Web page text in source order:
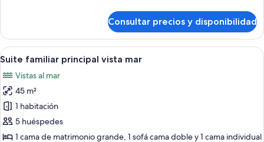
junior
Consultar precios y disponibilidad
Abrir
todas
las
fotos
de
Suite
familiar
Una habitación de hotel moderna
7
Suite familiar principal vista mar
Vistas al mar
45 m²
1 habitación
5 huéspedes
1 cama de matrimonio grande, 1 sofá cama doble y 1 cama individual